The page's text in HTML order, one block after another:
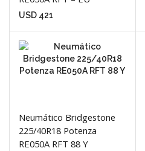
USD 421
Neumático Bridgestone
225/40R18 Potenza
RE050A RFT 88 Y